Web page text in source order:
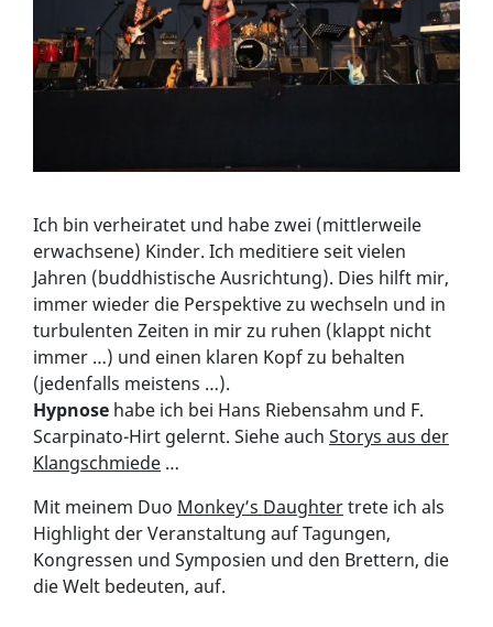
Ich bin verheiratet und habe zwei (mittlerweile
erwachsene) Kinder. Ich meditiere seit vielen
Jahren (buddhistische Ausrichtung). Dies hilft mir,
immer wieder die Perspektive zu wechseln und in
turbulenten Zeiten in mir zu ruhen (klappt nicht
immer …) und einen klaren Kopf zu behalten
(jedenfalls meistens …).
Hypnose habe ich bei Hans Riebensahm und F.
Scarpinato-Hirt gelernt. Siehe auch Storys aus der
Klangschmiede …
Mit meinem Duo Monkey’s Daughtertrete ich als
Highlight der Veranstaltung auf Tagungen,
Kongressen und Symposien und den Brettern, die
die Welt bedeuten, auf.